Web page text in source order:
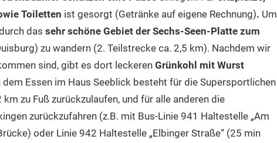
Toiletten ist gesorgt (Getränke auf eigene Rechnung). Um
das sehr schöne Gebiet der Sechs-Seen-Platte zum
zu wandern (2. Teilstrecke ca. 2,5 km). Nachdem wir
sind, gibt es dort leckeren Grünkohl mit Wurst
dem Essen im Haus Seeblick besteht für die Supersportlichen
zu Fuß zurückzulaufen, und für alle anderen die
zurückzufahren (z.B. mit Bus-Linie 941 Haltestelle „Am
oder Linie 942 Haltestelle „Elbinger Straße“ (25 min